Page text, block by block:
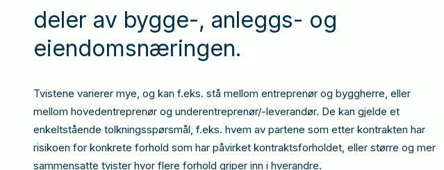
deler av bygge-, anleggs- og
eiendomsnæringen.
Tvistene varierer mye, og kan f.eks. stå mellom entreprenør og byggherre, eller
mellom hovedentreprenør og underentreprenør/-leverandør. De kan gjelde et
enkeltstående tolkningsspørsmål, f.eks. hvem av partene som etter kontrakten har
risikoen for konkrete forhold som har påvirket kontraktsforholdet, eller større og mer
sammensatte tvister hvor flere forhold griper inn i hverandre.